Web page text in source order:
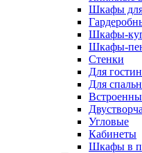
Шкафы
Шкафы-
Шкафы-
Стенки
Для
Для
Угловые
Кабинеты
Шкафы в